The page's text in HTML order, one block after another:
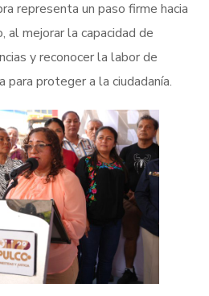
representa un paso firme hacia
al mejorar la capacidad de
y reconocer la labor de
para proteger a la ciudadanía.